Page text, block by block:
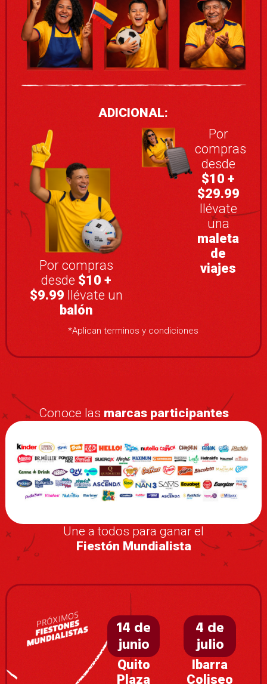
ADICIONAL:
Por compras
desde $10 +
$9.99 llévate un
balón
Por
compras
desde
$10 +
$29.99
llévate
una
maleta
de
viajes
*Aplican terminos y condiciones
Conoce las marcas participantes
Une a todos para ganar el
Fiestón Mundialista
14 de
junio
Quito
Plaza
4 de
julio
Ibarra
Coliseo